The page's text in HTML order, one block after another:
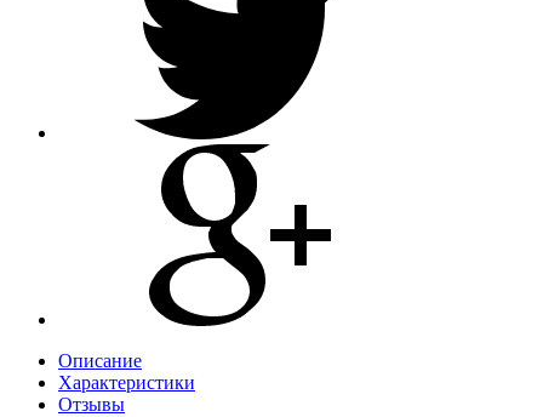
Описание
Характеристики
Отзывы